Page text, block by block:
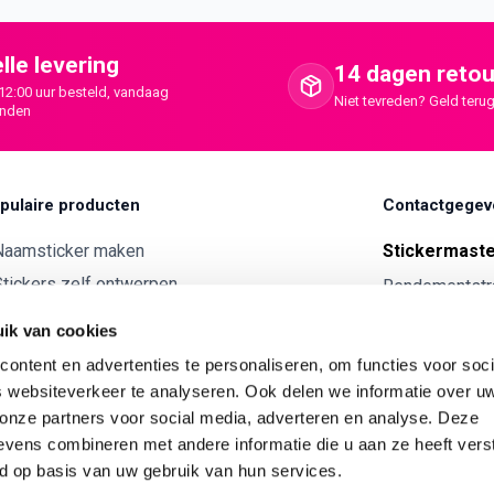
van cookies
en advertenties te personaliseren, om functies voor
websiteverkeer te analyseren. Ook delen we informatie over
partners voor social media, adverteren en analyse. Deze
combineren met andere informatie die u aan ze heeft
op basis van uw gebruik van hun services.
levering
uur besteld, vandaag
14 dagen
Niet tevreden? Geld
producten
maken
zelf ontwerpen
je eigen kunststof tekst
maken
je eigen Vilt tekst
je eigen rally naam sticker
KVK:71793437
BTW nr: